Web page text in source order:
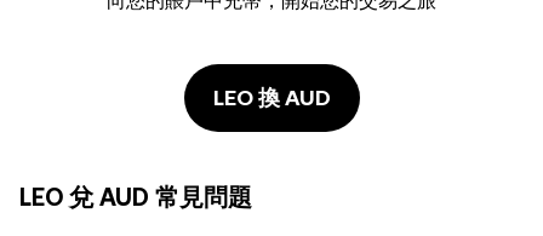
LEO 換 AUD
LEO 兌 AUD 常見問題